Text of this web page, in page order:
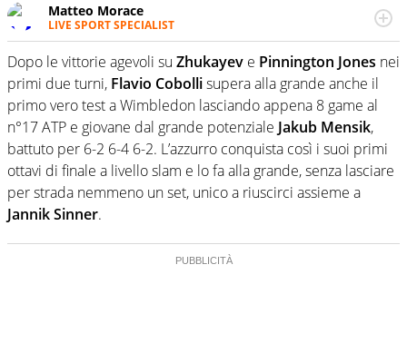
Matteo Morace
LIVE SPORT SPECIALIST
La multimedialità quale approccio personale e
professionale. Ama raccontare lo sport focalizzando ogni
attenzione sul tempo reale: la verità della dirette non
sono opinioni ma fatti
Dopo le vittorie agevoli su Zhukayev e Pinnington Jones nei
primi due turni, Flavio Cobollisupera alla grande anche il
primo vero test a Wimbledon lasciando appena 8 game al
n°17 ATP e giovane dal grande potenziale Jakub Mensik,
battuto per 6-2 6-4 6-2. L’azzurro conquista così i suoi primi
ottavi di finale a livello slam e lo fa alla grande, senza lasciare
per strada nemmeno un set, unico a riuscirci assieme a
Jannik Sinner.